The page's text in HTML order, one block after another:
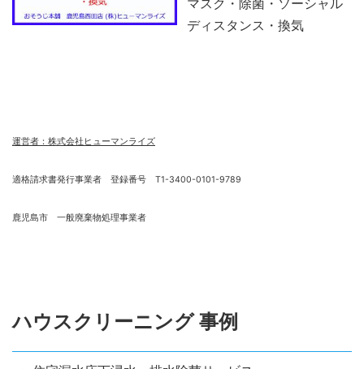
ディスタンス・換気
運営者：株式会社ヒューマンライズ
適格請求書発行事業者 登録番号 T1-3400-0101-9789
鹿児島市 一般廃棄物処理事業者
ハウスクリーニング 事例